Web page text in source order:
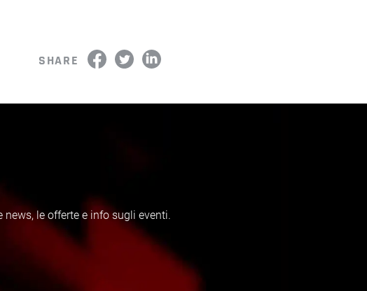
SHARE
le offerte e info sugli eventi.